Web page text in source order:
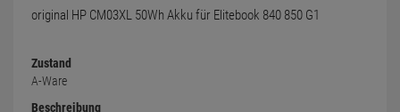
original HP CM03XL 50Wh Akku für Elitebook 840 850 G1
Zustand
A-Ware
Beschreibung